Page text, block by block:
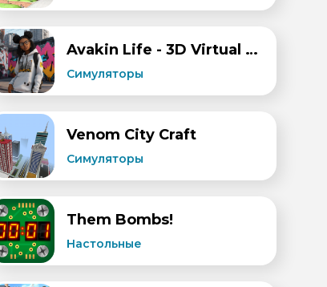
Avakin Life - 3D Virtual World
Симуляторы
Venom City Craft
Симуляторы
Them Bombs!
Настольные